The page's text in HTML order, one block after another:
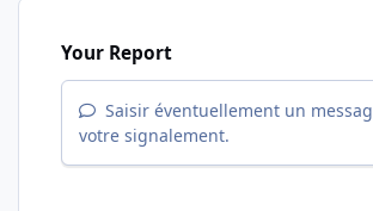
Your Report
Saisir éventuellement un
votre signalement.